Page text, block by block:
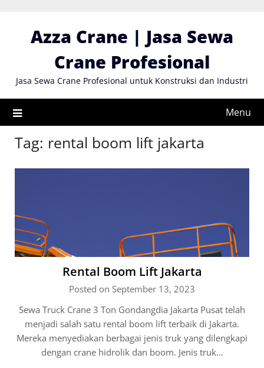
contentAzza Crane | Jasa Sewa
Crane Profesional
Jasa Sewa Crane Profesional untuk Konstruksi dan Industri
Menu
Tag: rental boom lift jakarta
Rental Boom Lift Jakarta
Posted on September 13, 2023
Sewa Truck Crane 3 Ton Gondangdia Jakarta Pusat telah
menjadi salah satu rental boom lift terbaik di Jakarta.
Mereka menyediakan berbagai jenis truk yang dilengkapi
dengan crane hidrolik dan boom. Jenis truk…